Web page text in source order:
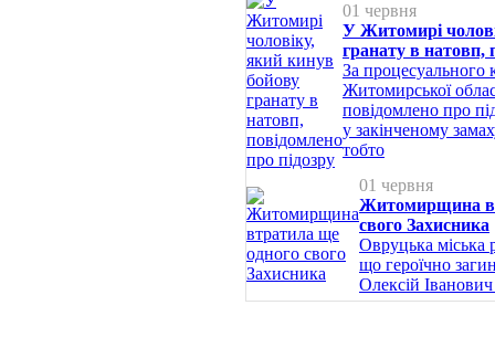
01 червня
У Житомирі
гранату в натовп,
За процесуального
Житомирської
повідомлено про
у закінченому
тобто
01 червня
Житомирщина
свого Захисника
Овруцька міська
що героїчно
Олексій